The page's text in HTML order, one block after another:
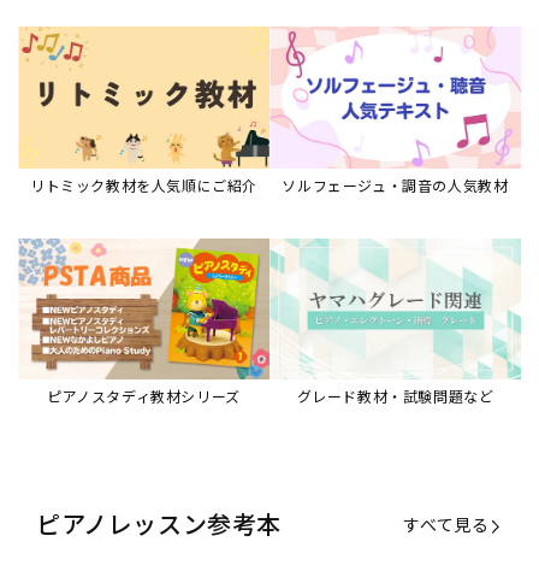
リトミック教材を人気順にご紹介 ソルフェージュ・調音の人気教材
ピアノスタディ教材シリーズ グレード教材・試験問題など
ピアノレッスン参考本 すべて見る